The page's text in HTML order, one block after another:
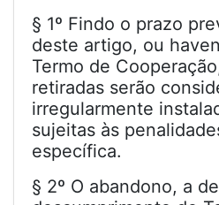
§ 1º Findo o prazo
deste artigo, ou
Termo de
retiradas serão
irregularmente
sujeitas às
específica.
§ 2º O abandono, a